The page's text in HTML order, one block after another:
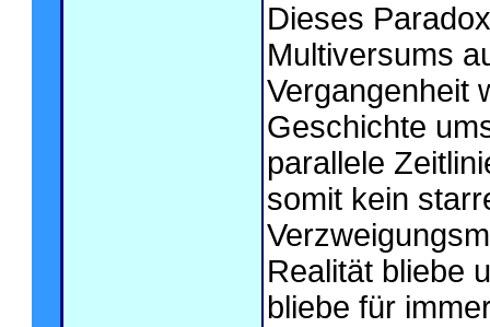
Dieses
Multiversums
Vergangenheit
Geschichte
parallele
somit kein
Realität bliebe
bliebe für